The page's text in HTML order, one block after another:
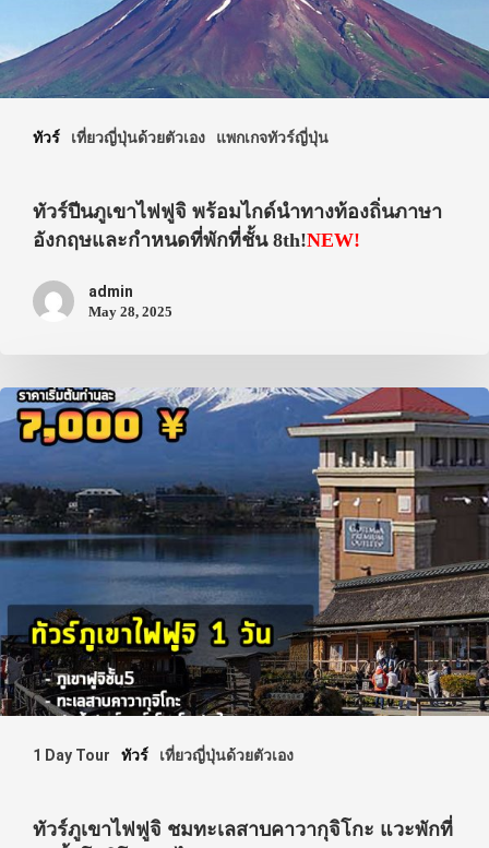
ทัวร์ เที่ยวญี่ปุ่นด้วยตัวเอง แพกเกจทัวร์ญี่ปุ่น
ทัวร์ปีนภูเขาไฟฟูจิ พร้อมไกด์นำทางท้องถิ่นภาษา
อังกฤษและกำหนดที่พักที่ชั้น 8th!NEW!
admin
May 28, 2025
1 Day Tour ทัวร์ เที่ยวญี่ปุ่นด้วยตัวเอง
ทัวร์ภูเขาไฟฟูจิ ชมทะเลสาบคาวากุจิโกะ แวะพักที่